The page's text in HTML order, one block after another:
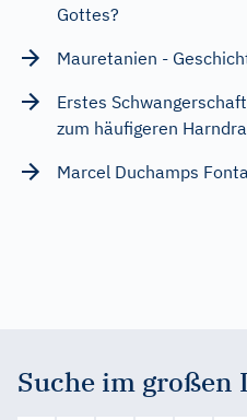
Gottes?
Mauretanien -
Erstes
zum häufigeren
Marcel Duchamps
Suche im großen